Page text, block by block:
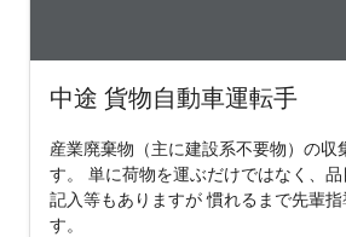
中途 貨物自動車運転手
産業廃棄物（主に建設系不要物）の収
す。 単に荷物を運ぶだけではなく、
記入等もありますが 慣れるまで先輩
す。